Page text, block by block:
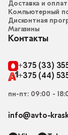
Доставка и
Компьютерный
Дисконтная
Магазины
Контакты
+375 (33)
+375 (44)
пн-пт: 09:00 -
info@avto-